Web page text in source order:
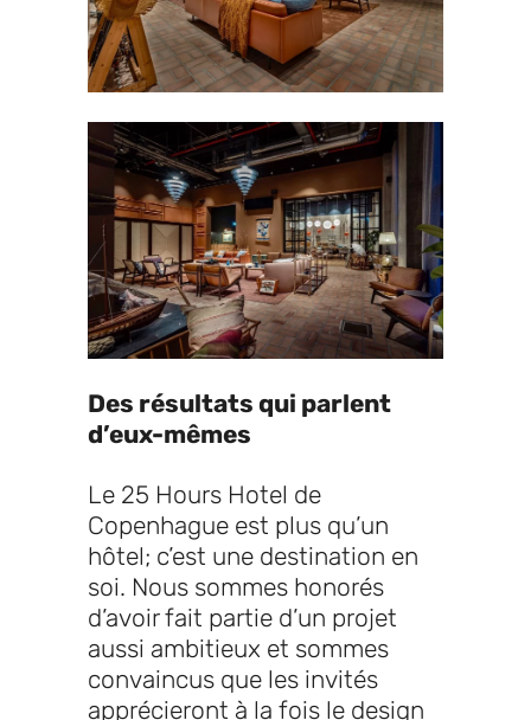
Des résultats qui parlent
d’eux-mêmes
Le 25 Hours Hotel de
Copenhague est plus qu’un
hôtel; c’est une destination en
soi. Nous sommes honorés
d’avoir fait partie d’un projet
aussi ambitieux et sommes
convaincus que les invités
apprécieront à la fois le design